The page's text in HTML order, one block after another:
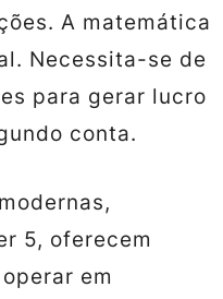
A matemática
Necessita-se de
para gerar lucro
conta.
5, oferecem
em